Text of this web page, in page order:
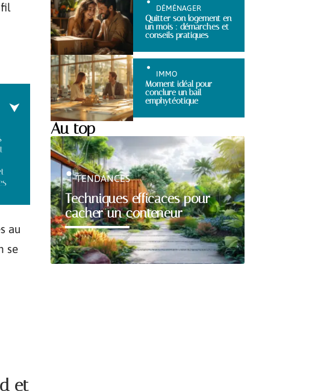
au
se
et
DÉMÉNAGER
Quitter son logement en
un mois : démarches et
conseils pratiques
IMMO
Moment idéal pour
conclure un bail
emphytéotique
Au top
Techniques efficaces pour
cacher un conteneur
TENDANCES